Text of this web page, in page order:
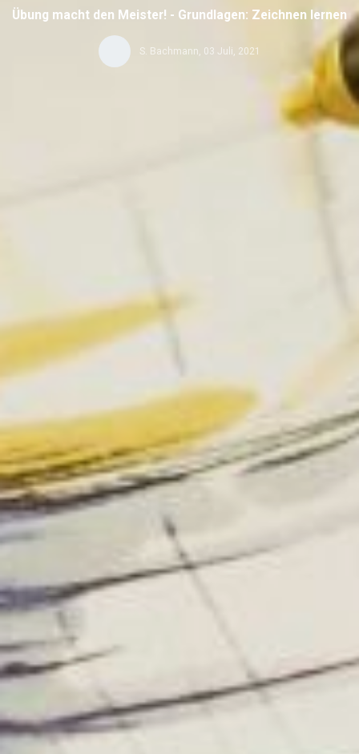
Übung macht den Meister! - Grundlagen: Zeichnen lernen
S. Bachmann, 03 Juli, 2021